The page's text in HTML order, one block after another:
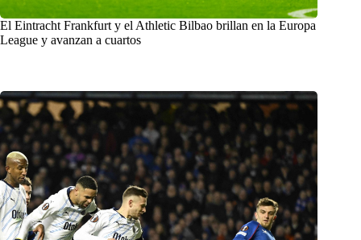
El Eintracht Frankfurt y el Athletic Bilbao brillan en la Europa
League y avanzan a cuartos